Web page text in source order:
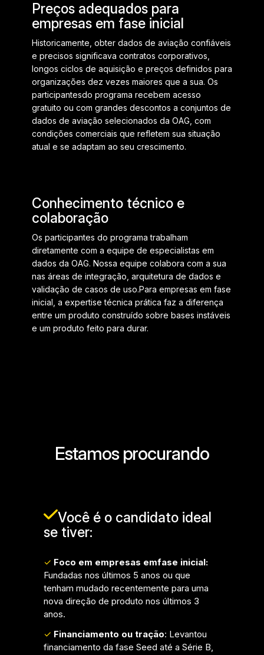
Preços adequados para
empresas em fase inicial
Historicamente, obter dados de aviação confiáveis
e precisos significava contratos corporativos,
longos ciclos de aquisição e preços definidos para
organizações dez vezes maiores que a sua. Os
participantesdo programa recebem acesso
gratuito ou com grandes descontos a conjuntos de
dados de aviação selecionados da OAG, com
condições comerciais que refletem sua situação
atual e se adaptam ao seu crescimento.
Conhecimento técnico e
colaboração
Os participantes do programa trabalham
diretamente com a equipe de especialistas em
dados da OAG. Nossa equipe colabora com a sua
nas áreas de integração, arquitetura de dados e
validação de casos de uso.Para empresas em fase
inicial, a expertise técnica prática faz a diferença
entre um produto construído sobre bases instáveis
e um produto feito para durar.
Estamos procurando
Você é o candidato ideal
se tiver:
✓ Foco em empresas emfase inicial:
Fundadas nos últimos 5 anos ou que
tenham mudado recentemente para uma
nova direção de produto nos últimos 3
anos.
✓ Financiamento ou tração: Levantou
financiamento da fase Seed até a Série B,